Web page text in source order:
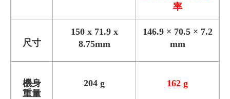
率
尺寸
150 x 71.9 x
8.75mm
146.9 × 70.5 × 7.2
mm
機身
重量
204 g 162 g